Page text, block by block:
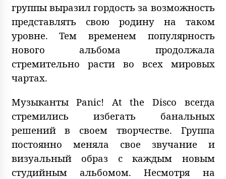
группы выразил гордость за возможность
представлять свою родину на таком
уровне. Тем временем популярность
нового альбома продолжала
стремительно расти во всех мировых
чартах.
Музыканты Panic! At the Disco всегда
стремились избегать банальных
решений в своем творчестве. Группа
постоянно меняла свое звучание и
визуальный образ с каждым новым
студийным альбомом. Несмотря на